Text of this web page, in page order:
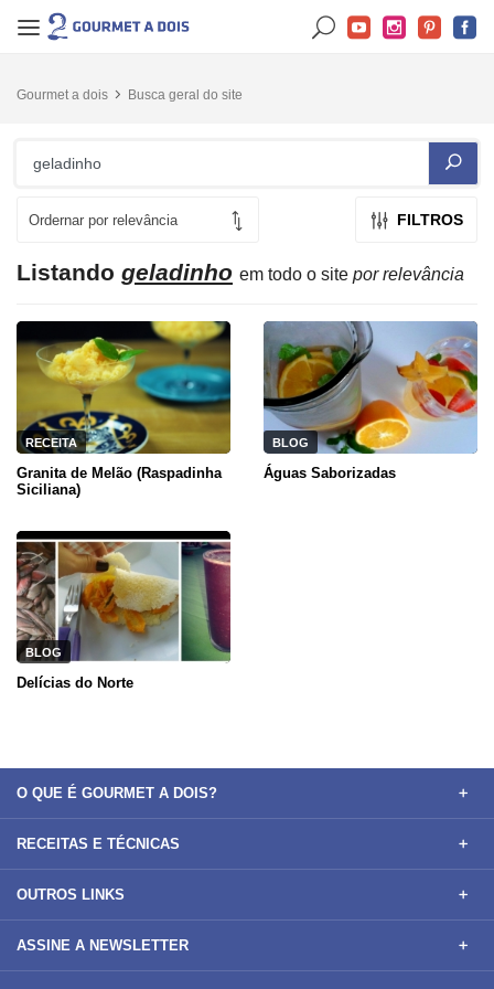
Gourmet a dois Busca geral do site
FILTROS
Listando geladinho em todo o site por relevância
RECEITA
Granita de Melão (Raspadinha
Siciliana)
BLOG
Águas Saborizadas
BLOG
Delícias do Norte
O QUE É GOURMET A DOIS?
RECEITAS E TÉCNICAS
OUTROS LINKS
ASSINE A NEWSLETTER